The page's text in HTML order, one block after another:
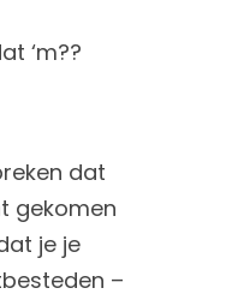
‘m??
dat
gekomen
je je
–